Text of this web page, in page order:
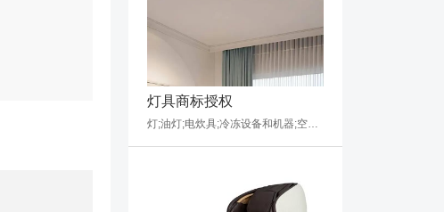
灯具商标授权